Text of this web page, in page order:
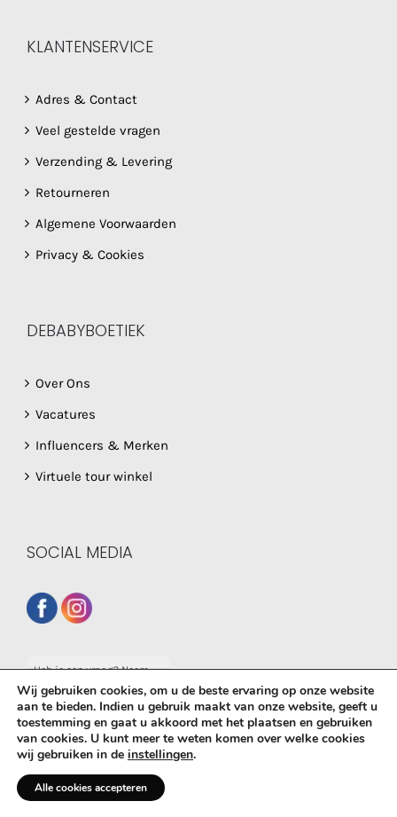
KLANTENSERVICE
Adres & Contact
Veel gestelde vragen
Verzending & Levering
Retourneren
Algemene Voorwaarden
Privacy & Cookies
DEBABYBOETIEK
Over Ons
Vacatures
Influencers & Merken
Virtuele tour winkel
SOCIAL MEDIA
© Copyright 2026 De Babyboetiek | Powered byMplusKASSA
Woocommerce&WooCommerce Kassasysteem
Heb je een vraag? Neem
dan gerust contact op
met onze whatsapp
service!
Wij gebruiken cookies, om u de beste ervaring op onze website
aan te bieden. Indien u gebruik maakt van onze website, geeft u
toestemming en gaat u akkoord met het plaatsen en gebruiken
van cookies. U kunt meer te weten komen over welke cookies
wij gebruiken in de instellingen.
Alle cookies accepteren